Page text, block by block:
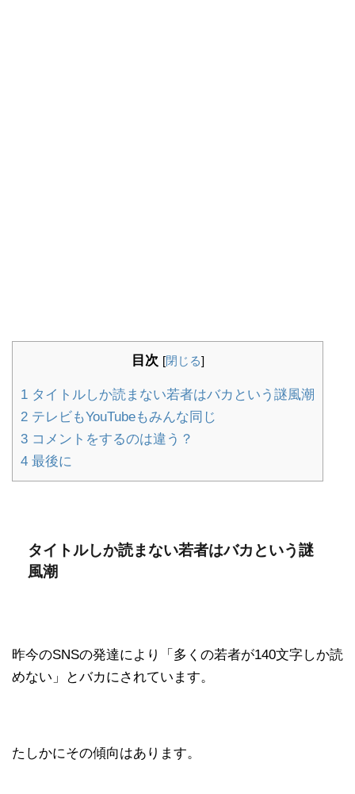
目次 [閉じる]
1 タイトルしか読まない若者はバカという謎風潮
2 テレビもYouTubeもみんな同じ
3 コメントをするのは違う？
4 最後に
タイトルしか読まない若者はバカという謎
風潮
昨今のSNSの発達により「多くの若者が140文字しか読
めない」とバカにされています。
たしかにその傾向はあります。